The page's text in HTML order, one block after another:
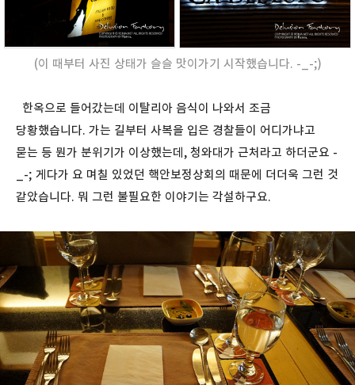
(이 때부터 사진 상태가 슬슬 맛이가기 시작했습니다. -_-;)
한옥으로 들어갔는데 이탈리아 음식이 나와서 조금
당황했습니다. 가는 길부터 사복을 입은 경찰들이 어디가냐고
묻는 등 뭔가 분위기가 이상했는데, 청와대가 근처라고 하더군요 -
_-; 게다가 요 며칠 있었던 핵안보정상회의 때문에 더더욱 그런 것
같았습니다. 뭐 그런 불필요한 이야기는 각설하구요.